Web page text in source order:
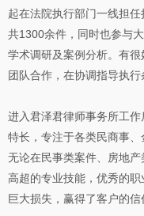
起在法院执行部门一线担
共1300余件，同时也参与
学术调研及案例分析。有
团队合作，在协调指导执行
进入君泽君律师事务所工
特长，专注于各类民商事、
无论在民事类案件、房地
高超的专业技能，优秀的
巨大损失，赢得了客户的信